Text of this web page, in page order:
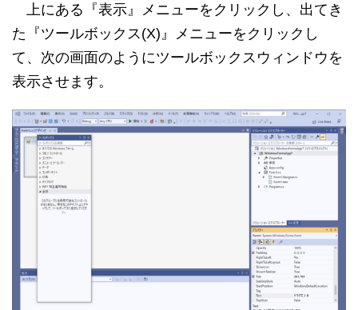
上にある『表示』メニューをクリックし、出てき
た『ツールボックス(X)』メニューをクリックし
て、次の画面のようにツールボックスウィンドウを
表示させます。